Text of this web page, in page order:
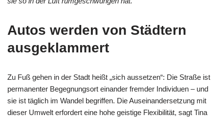
Autos werden von Städtern
ausgeklammert
Zu Fuß gehen in der Stadt heißt „sich aussetzen“: Die Straße ist
permanenter Begegnungsort einander fremder Individuen – und
sie ist täglich im Wandel begriffen. Die Auseinandersetzung mit
dieser Umwelt erfordert eine hohe geistige Flexibilität, sagt Tina